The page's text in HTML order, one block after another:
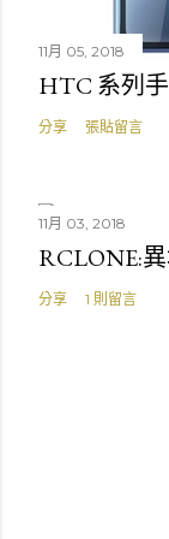
11月 05, 2018
HTC 系列
分享 張貼留言
11月 03, 2018
RCLONE:
分享 1 則留言